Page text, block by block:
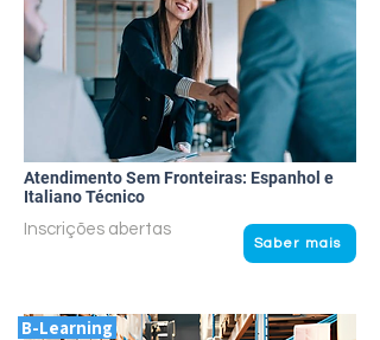
Atendimento Sem Fronteiras: Espanhol e
Italiano Técnico
Inscrições abertas
Saber mais
B-Learning